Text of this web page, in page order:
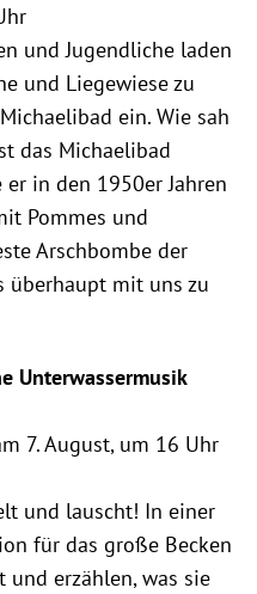
und Jugendliche laden
und Liegewiese zu
ein. Wie sah
das Michaelibad
in den 1950er Jahren
Pommes und
Arschbombe der
überhaupt mit uns zu
Unterwassermusik
7. August, um 16 Uhr
und lauscht! In einer
für das große Becken
und erzählen, was sie